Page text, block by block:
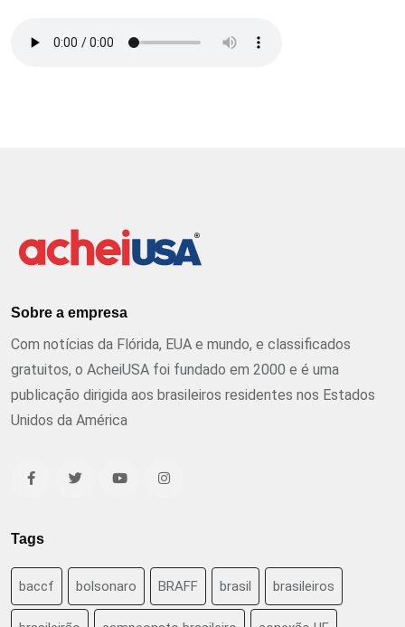
Sobre a empresa
Com notícias da Flórida, EUA e mundo, e classificados
gratuitos, o AcheiUSA foi fundado em 2000 e é uma
publicação dirigida aos brasileiros residentes nos Estados
Unidos da América
Tags
baccf bolsonaro BRAFF brasil brasileiros